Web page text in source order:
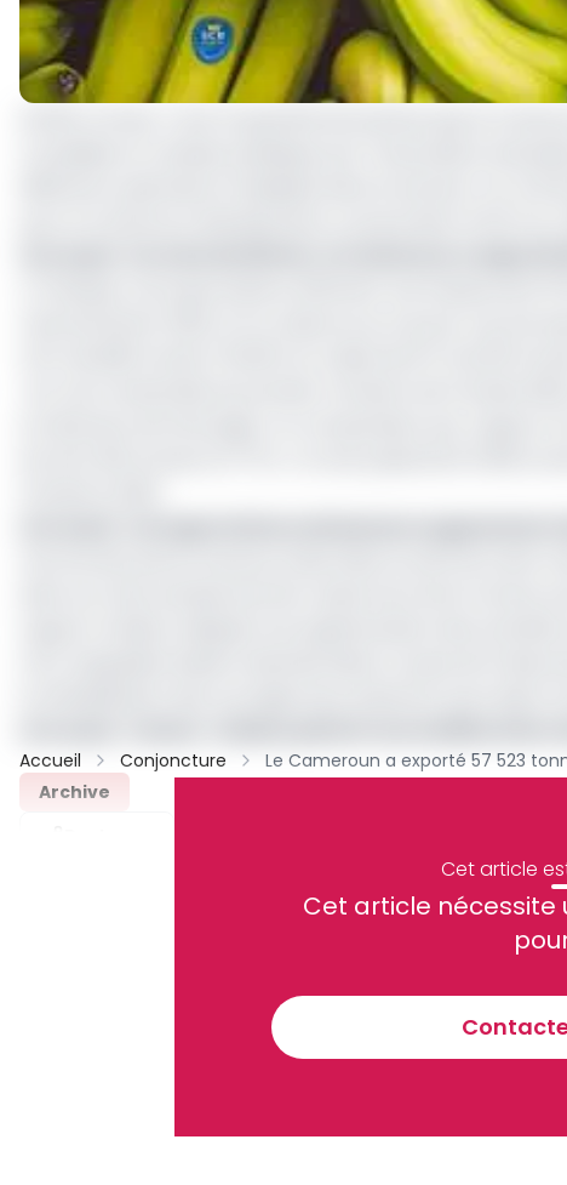
Cet article
Cet article
Accueil Conjoncture
Archive
Recevez notre briefing
En vous inscrivant à la newsletter, vous acceptez de